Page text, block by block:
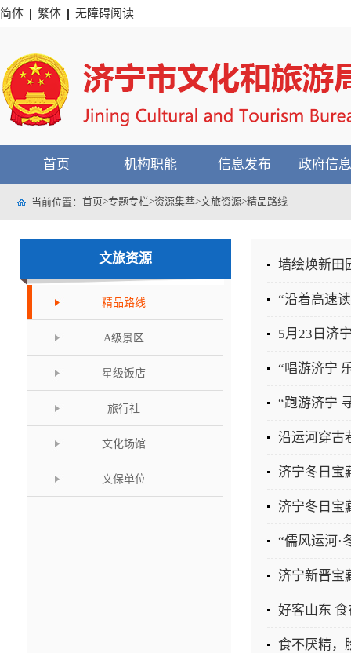
简体 繁体 无障碍阅读
首页 机构职能 信息发布 政府信
当前位置： 首页>专题专栏>资源集萃>文旅资源>精品路线
文旅资源
精品路线
A级景区
星级饭店
旅行社
文化场馆
文保单位
墙绘焕新田
“沿着高速
5月23日济
“跑游济宁
沿运河穿古
济宁冬日宝
济宁冬日宝
“儒风运河·
好客山东
食不厌精，